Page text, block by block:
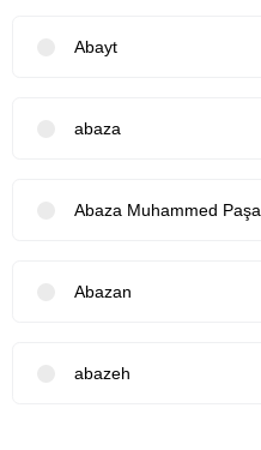
Abayt
abaza
Abaza Muhammed Paşa
Abazan
abazeh